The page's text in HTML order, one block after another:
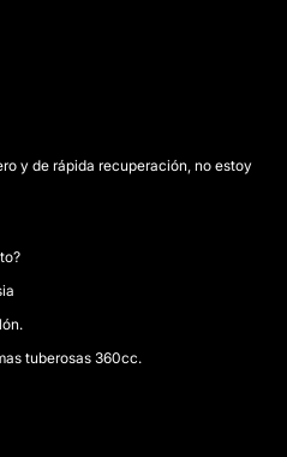
y de rápida recuperación, no estoy
tuberosas 360cc.